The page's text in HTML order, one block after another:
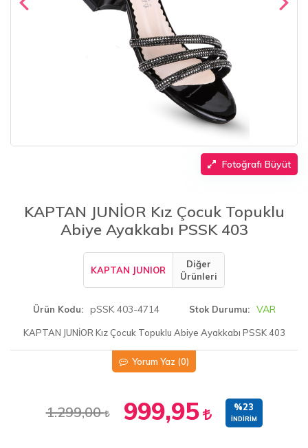
Fotoğrafı Büyüt
KAPTAN JUNİOR Kız Çocuk Topuklu
Abiye Ayakkabı PSSK 403
KAPTAN JUNIOR
Diğer
Ürünleri
Ürün Kodu pSSK 403-4714 Stok Durumu VAR
KAPTAN JUNİOR Kız Çocuk Topuklu Abiye Ayakkabı PSSK 403
Yorum Yaz (0)
1.299,00 999,95 %23
İNDIRIM